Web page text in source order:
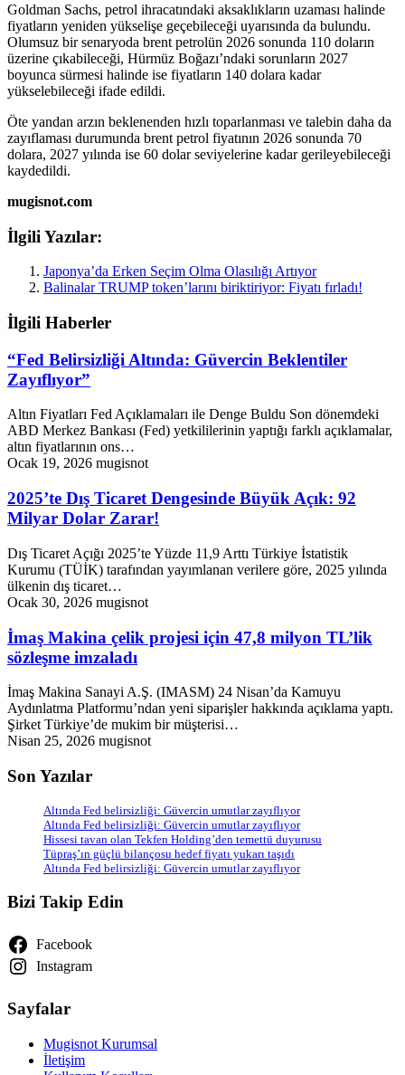
Goldman Sachs, petrol ihracatındaki aksaklıkların uzaması halinde
fiyatların yeniden yükselişe geçebileceği uyarısında da bulundu.
Olumsuz bir senaryoda brent petrolün 2026 sonunda 110 doların
üzerine çıkabileceği, Hürmüz Boğazı’ndaki sorunların 2027
boyunca sürmesi halinde ise fiyatların 140 dolara kadar
yükselebileceği ifade edildi.
Öte yandan arzın beklenenden hızlı toparlanması ve talebin daha da
zayıflaması durumunda brent petrol fiyatının 2026 sonunda 70
dolara, 2027 yılında ise 60 dolar seviyelerine kadar gerileyebileceği
kaydedildi.
mugisnot.com
İlgili Yazılar:
Japonya’da Erken Seçim Olma Olasılığı Artıyor
Balinalar TRUMP token’larını biriktiriyor: Fiyatı fırladı!
İlgili Haberler
“Fed Belirsizliği Altında: Güvercin Beklentiler
Zayıflıyor”
Altın Fiyatları Fed Açıklamaları ile Denge Buldu Son dönemdeki
ABD Merkez Bankası (Fed) yetkililerinin yaptığı farklı açıklamalar,
altın fiyatlarının ons…
Ocak 19, 2026 mugisnot
2025’te Dış Ticaret Dengesinde Büyük Açık: 92
Milyar Dolar Zarar!
Dış Ticaret Açığı 2025’te Yüzde 11,9 Arttı Türkiye İstatistik
Kurumu (TÜİK) tarafından yayımlanan verilere göre, 2025 yılında
ülkenin dış ticaret…
Ocak 30, 2026 mugisnot
İmaş Makina çelik projesi için 47,8 milyon TL’lik
sözleşme imzaladı
İmaş Makina Sanayi A.Ş. (IMASM) 24 Nisan’da Kamuyu
Aydınlatma Platformu’ndan yeni siparişler hakkında açıklama yaptı.
Şirket Türkiye’de mukim bir müşterisi…
Nisan 25, 2026 mugisnot
Son Yazılar
Altında Fed belirsizliği: Güvercin umutlar zayıflıyor
Altında Fed belirsizliği: Güvercin umutlar zayıflıyor
Hissesi tavan olan Tekfen Holding’den temettü duyurusu
Tüpraş’ın güçlü bilançosu hedef fiyatı yukarı taşıdı
Altında Fed belirsizliği: Güvercin umutlar zayıflıyor
Bizi Takip Edin
Facebook
Instagram
Sayfalar
Mugisnot Kurumsal
İletişim